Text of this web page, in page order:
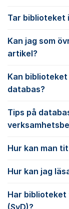
Tar biblioteket
Kan jag som
artikel?
Kan
databas?
Tips på
Hur kan man
Hur kan jag
Har biblioteket
(SvD)?